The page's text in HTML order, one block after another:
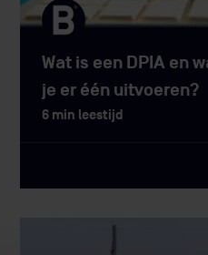
Wat is een DPIA en
je er één uitvoeren?
6 min leestijd